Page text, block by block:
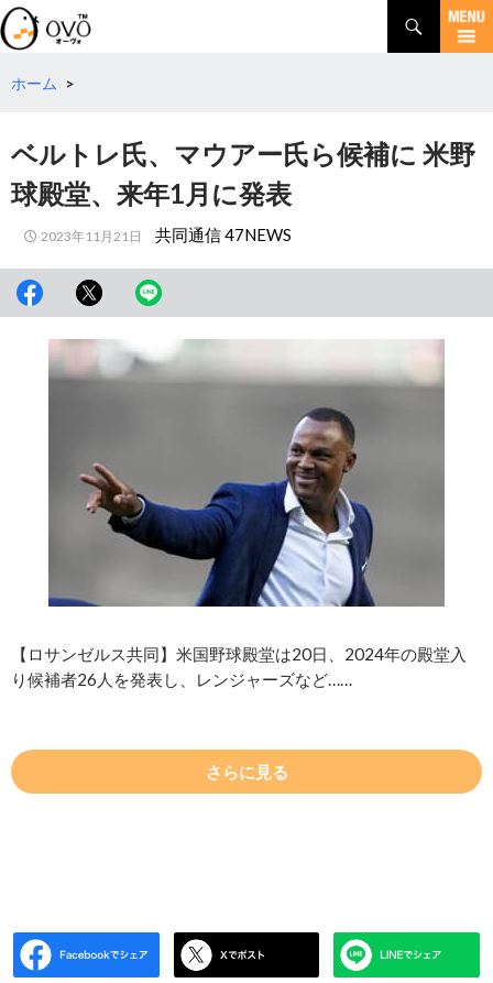
検
索
コ
テ
へ
動
ホーム >
ベルトレ氏、マウアー氏ら候補に 米野
球殿堂、来年1月に発表
2023年11月21日 共同通信 47NEWS
【ロサンゼルス共同】米国野球殿堂は20日、2024年の殿堂入
り候補者26人を発表し、レンジャーズなど……
さらに見る